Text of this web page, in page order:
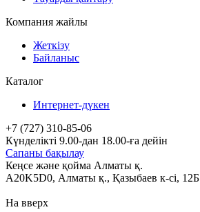
Компания жайлы
Жеткізу
Байланыс
Каталог
Интернет-дүкен
+7 (727) 310-85-06
Күнделікті 9.00-дан 18.00-ға дейін
Сапаны бақылау
Кеңсе және қойма Алматы қ.
A20K5D0, Алматы қ., Қазыбаев к-сі, 12Б
На вверх